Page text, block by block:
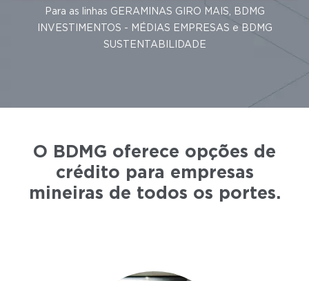
Para as linhas GERAMINAS GIRO MAIS, BDMG
INVESTIMENTOS - MÉDIAS EMPRESAS e BDMG
SUSTENTABILIDADE
O BDMG oferece opções de
crédito para empresas
mineiras de todos os portes.